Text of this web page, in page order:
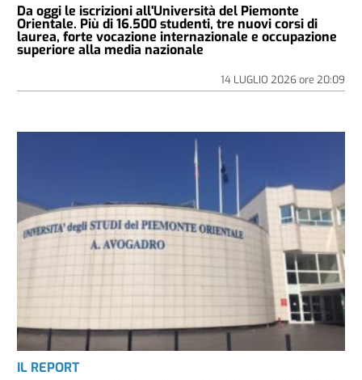
Da oggi le iscrizioni all'Università del Piemonte
Orientale. Più di 16.500 studenti, tre nuovi corsi di
laurea, forte vocazione internazionale e occupazione
superiore alla media nazionale
14 LUGLIO 2026ore 20:09
IL REPORT